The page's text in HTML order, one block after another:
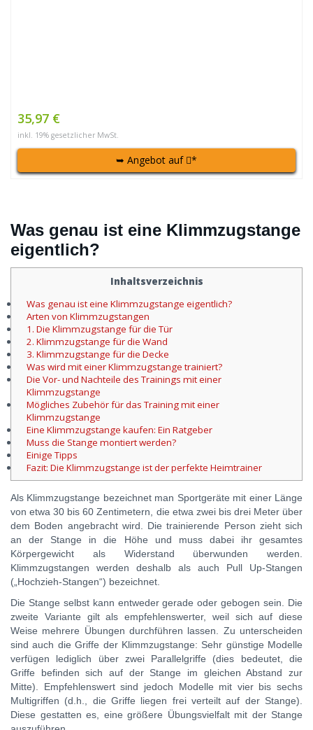
35,97 €
inkl. 19% gesetzlicher MwSt.
➥ Angebot auf *
Was genau ist eine Klimmzugstange
eigentlich?
Inhaltsverzeichnis
Was genau ist eine Klimmzugstange eigentlich?
Arten von Klimmzugstangen
1. Die Klimmzugstange für die Tür
2. Klimmzugstange für die Wand
3. Klimmzugstange für die Decke
Was wird mit einer Klimmzugstange trainiert?
Die Vor- und Nachteile des Trainings mit einer
Klimmzugstange
Mögliches Zubehör für das Training mit einer
Klimmzugstange
Eine Klimmzugstange kaufen: Ein Ratgeber
Muss die Stange montiert werden?
Einige Tipps
Fazit: Die Klimmzugstange ist der perfekte Heimtrainer
Als Klimmzugstange bezeichnet man Sportgeräte mit einer Länge
von etwa 30 bis 60 Zentimetern, die etwa zwei bis drei Meter über
dem Boden angebracht wird. Die trainierende Person zieht sich
an der Stange in die Höhe und muss dabei ihr gesamtes
Körpergewicht als Widerstand überwunden werden.
Klimmzugstangen werden deshalb als auch Pull Up-Stangen
(„Hochzieh-Stangen“) bezeichnet.
Die Stange selbst kann entweder gerade oder gebogen sein. Die
zweite Variante gilt als empfehlenswerter, weil sich auf diese
Weise mehrere Übungen durchführen lassen. Zu unterscheiden
sind auch die Griffe der Klimmzugstange: Sehr günstige Modelle
verfügen lediglich über zwei Parallelgriffe (dies bedeutet, die
Griffe befinden sich auf der Stange im gleichen Abstand zur
Mitte). Empfehlenswert sind jedoch Modelle mit vier bis sechs
Multigriffen (d.h., die Griffe liegen frei verteilt auf der Stange).
Diese gestatten es, eine größere Übungsvielfalt mit der Stange